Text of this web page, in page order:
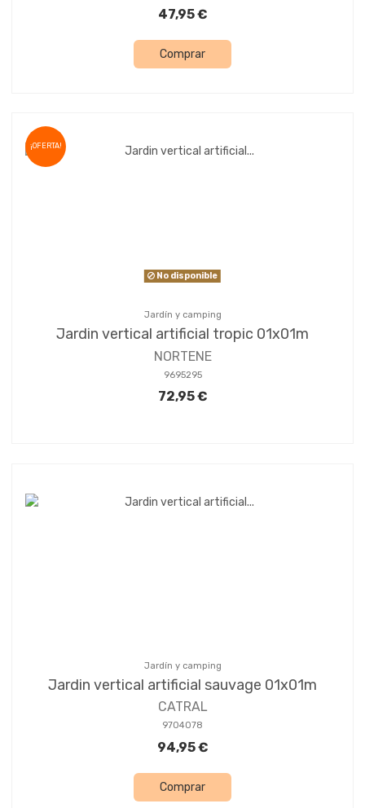
47,95 €
Comprar
¡OFERTA!
No disponible
Jardín y camping
Jardin vertical artificial tropic 01x01m
NORTENE
9695295
72,95 €
Jardín y camping
Jardin vertical artificial sauvage 01x01m
CATRAL
9704078
94,95 €
Comprar